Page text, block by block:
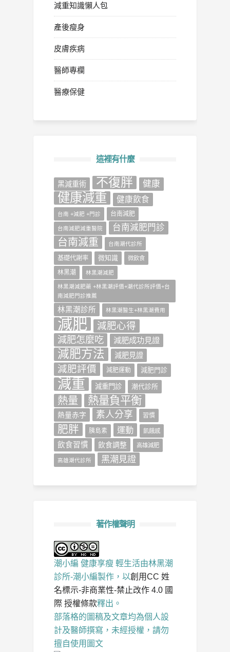
減重知識懶人包
產後瘦身
皮膚疾病
醫師專欄
醫療保健
這裡有什麼
‎黑減重術‬ 不復胖 健康
健康減重 健康飲食
台南 +減肥 +門診 台南減肥
台南減肥減重醫院 台南減肥門診
台南減重 台南潮代診所
基礎代謝率 微知識 微飲食
林黑潮 林黑潮減肥
林黑潮減肥藥 +林黑潮評價+潮代診所評價+台
南減肥門診推薦
林黑潮診所 林黑潮醫生+林黑潮費用
減肥
減肥心得
減肥怎麼吃
減肥成功見證
減肥方法 減肥見證
減肥評價 減肥運動 減肥門診
減重 減重門診 潮代診所
熱量 熱量負平衡
熱量赤字 素人分享 習慣
肥胖 胰島素 運動 飢餓感
飲食習慣 飲食調整 高雄減肥
高雄潮代診所 黑潮見證
著作權聲明
潮小編 健康享瘦 輕生活由林黑潮
診所-潮小編製作，以創用CC 姓
名標示-非商業性-禁止改作 4.0 國
際 授權條款釋出。
部落格的圖稿及文章均為個人設
計及醫師撰寫，未經授權，請勿
擅自使用圖文